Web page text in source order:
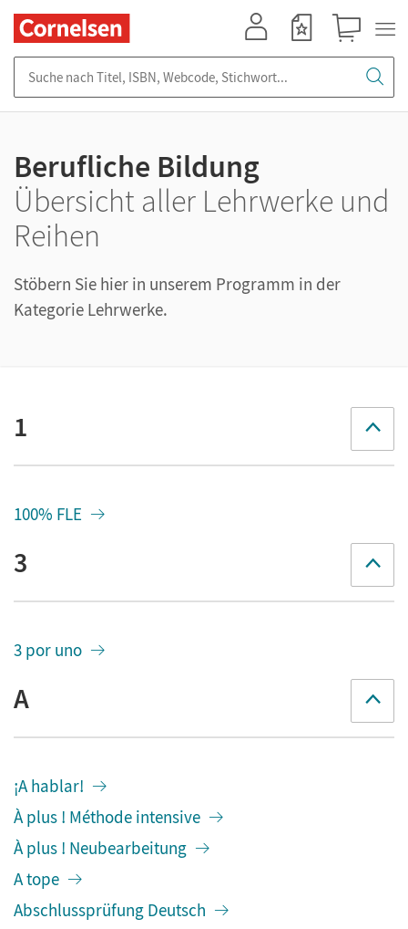
Berufliche Bildung
Übersicht aller Lehrwerke und
Reihen
Stöbern Sie hier in unserem Programm in der
Kategorie Lehrwerke.
1
100% FLE
3
3 por uno
A
¡A hablar!
À plus ! Méthode intensive
À plus ! Neubearbeitung
A tope
Abschlussprüfung Deutsch